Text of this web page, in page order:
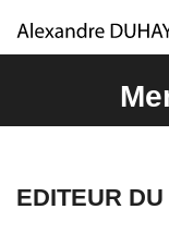
EDITEUR DU